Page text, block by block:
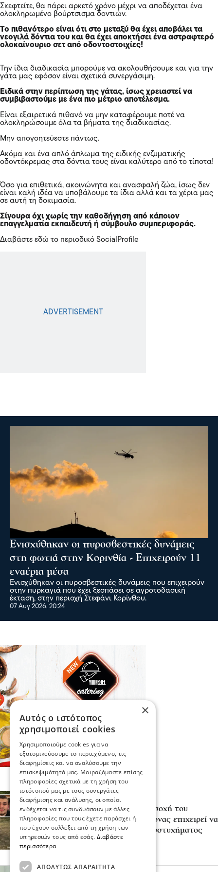
Σκεφτείτε, θα πάρει αρκετό χρόνο μέχρι να αποδέχεται ένα
ολοκληρωμένο βούρτσισμα δοντιών.
Το πιθανότερο είναι ότι στο μεταξύ θα έχει αποβάλει τα
νεογιλά δόντια του και θα έχει αποκτήσει ένα αστραφτερό
ολοκαίνουριο σετ από οδοντοστοιχίες!
Την ίδια διαδικασία μπορούμε να ακολουθήσουμε και για την
γάτα μας εφόσον είναι σχετικά συνεργάσιμη.
Ειδικά στην περίπτωση της γάτας, ίσως χρειαστεί να
συμβιβαστούμε με ένα πιο μέτριο αποτέλεσμα.
Είναι εξαιρετικά πιθανό να μην καταφέρουμε ποτέ να
ολοκληρώσουμε όλα τα βήματα της διαδικασίας.
Μην απογοητεύεστε πάντως.
Ακόμα και ένα απλό άπλωμα της ειδικής ενζυματικής
οδοντόκρεμας στα δόντια τους είναι καλύτερο από το τίποτα!
Όσο για επιθετικά, ακοινώνητα και ανασφαλή ζώα, ίσως δεν
είναι καλή ιδέα να υποβάλουμε τα ίδια αλλά και τα χέρια μας
σε αυτή τη δοκιμασία.
Σίγουρα όχι χωρίς την καθοδήγηση από κάποιον
επαγγελματία εκπαιδευτή ή σύμβουλο συμπεριφοράς.
Διαβάστε εδώ το περιοδικό SocialProfile
Ενισχύθηκαν οι πυροσβεστικές δυνάμεις
στη φωτιά στην Κορινθία - Επιχειρούν 11
εναέρια μέσα
Ενισχύθηκαν οι πυροσβεστικές δυνάμεις που επιχειρούν
στην πυρκαγιά που έχει ξεσπάσει σε αγροτοδασική
έκταση, στην περιοχή Στεφάνι Κορίνθου.
07 Αυγ 2026, 20:24
Επικαιρότητα
«Κάτι απέσπασε την προσοχή του
οδηγού»: Πραγματογνώμονας επιχειρεί να
ρίξει φως στα αίτια του δυστυχήματος
στις Σέρρες
×
Αυτός ο ιστότοπος
χρησιμοποιεί cookies
Χρησιμοποιούμε cookies για να
εξατομικεύσουμε το περιεχόμενο, τις
διαφημίσεις και να αναλύσουμε την
επισκεψιμότητά μας. Μοιραζόμαστε επίσης
πληροφορίες σχετικά με τη χρήση του
ιστότοπού μας με τους συνεργάτες
διαφήμισης και ανάλυσης, οι οποίοι
ενδέχεται να τις συνδυάσουν με άλλες
πληροφορίες που τους έχετε παράσχει ή
που έχουν συλλέξει από τη χρήση των
υπηρεσιών τους από εσάς. Διαβάστε
περισσότερα
ΑΠΟΛΎΤΩΣ ΑΠΑΡΑΊΤΗΤΑ